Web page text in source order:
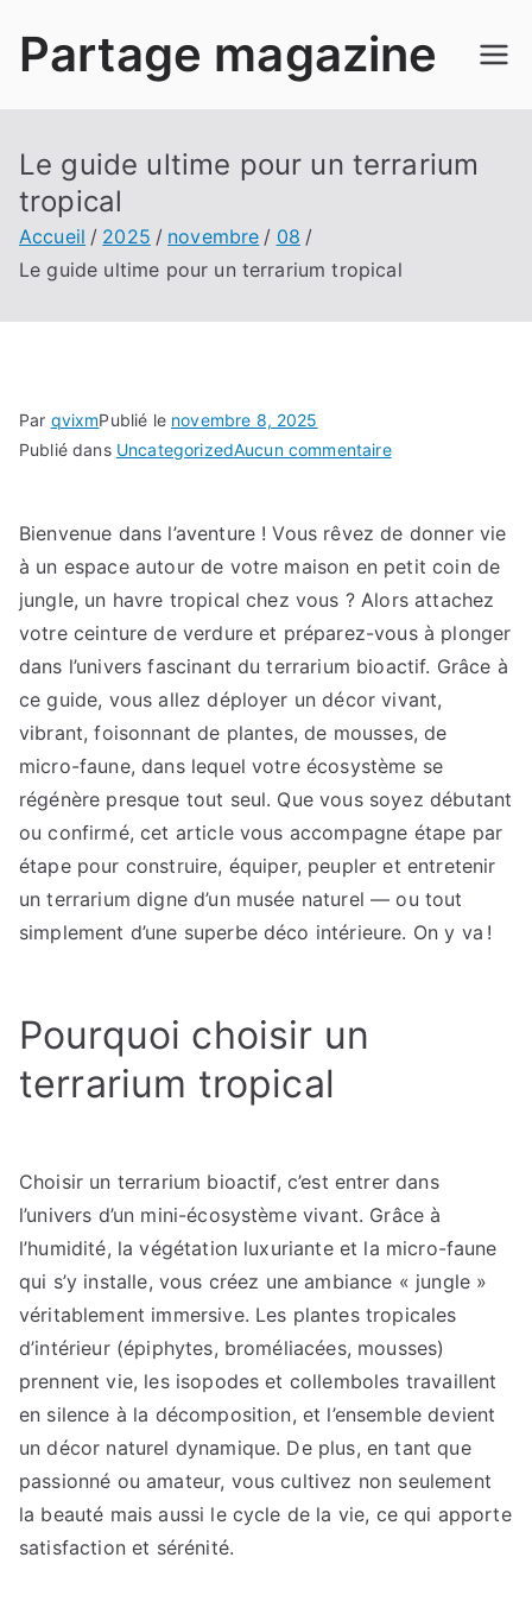
Partage magazine
Le guide ultime pour un terrarium
tropical
Accueil 2025 novembre
08
Le guide ultime pour un terrarium tropical
Par qvixmPublié le novembre 8, 2025
Publié dans UncategorizedAucun commentairesur
ultime
pour
un
terrarium
tropical
Bienvenue dans l’aventure ! Vous rêvez de donner vie
à un espace autour de votre maison en petit coin de
jungle, un havre tropical chez vous ? Alors attachez
votre ceinture de verdure et préparez-vous à plonger
dans l’univers fascinant du terrarium bioactif. Grâce à
ce guide, vous allez déployer un décor vivant,
vibrant, foisonnant de plantes, de mousses, de
micro-faune, dans lequel votre écosystème se
régénère presque tout seul. Que vous soyez débutant
ou confirmé, cet article vous accompagne étape par
étape pour construire, équiper, peupler et entretenir
un terrarium digne d’un musée naturel — ou tout
simplement d’une superbe déco intérieure. On y va !
Pourquoi choisir un
terrarium tropical
Choisir un terrarium bioactif, c’est entrer dans
l’univers d’un mini-écosystème vivant. Grâce à
l’humidité, la végétation luxuriante et la micro-faune
qui s’y installe, vous créez une ambiance « jungle »
véritablement immersive. Les plantes tropicales
d’intérieur (épiphytes, broméliacées, mousses)
prennent vie, les isopodes et collemboles travaillent
en silence à la décomposition, et l’ensemble devient
un décor naturel dynamique. De plus, en tant que
passionné ou amateur, vous cultivez non seulement
la beauté mais aussi le cycle de la vie, ce qui apporte
satisfaction et sérénité.